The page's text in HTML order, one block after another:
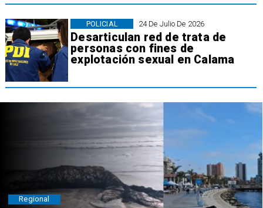
24 De Julio De 2026
Desarticulan red de trata de
personas con fines de
explotación sexual en Calama
POLICIAL
Regional